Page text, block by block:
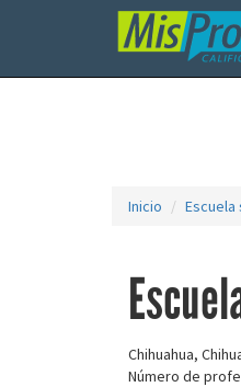
Inicio Escuela
Chihuahua,
Número de